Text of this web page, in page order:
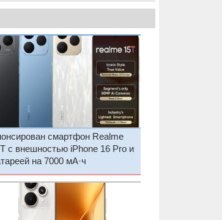
смартфон Realme
с внешностью iPhone 16 Pro и
на 7000 мА·ч